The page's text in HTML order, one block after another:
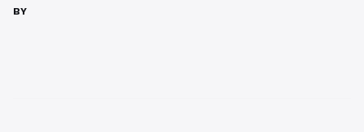
biasa bagi tubuh kita. Tanaman-tanaman ini tidak
BY